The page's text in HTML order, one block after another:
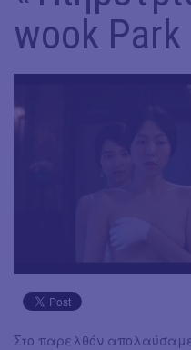
wook Park
Στο παρελθόν